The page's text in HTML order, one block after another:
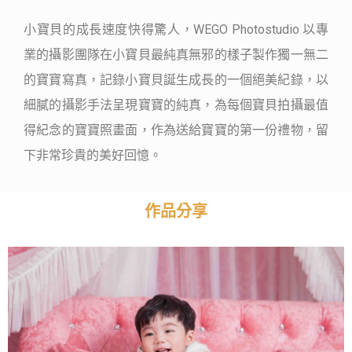
小寶貝的成長速度快得驚人，WEGO Photostudio 以專
業的攝影團隊在小寶貝最純真無邪的樣子製作獨一無二
的寶寶寫真，記錄小寶貝誕生成長的一個絕美紀錄，以
細膩的攝影手法呈現寶寶的純真，為每個寶貝拍攝最值
得紀念的寶寶照畫面，作為送給寶寶的第一份禮物，留
下非常珍貴的美好回憶。
作品分享